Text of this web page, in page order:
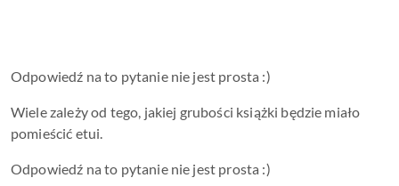
Odpowiedź na to pytanie nie jest prosta :)
Wiele zależy od tego, jakiej grubości książki będzie miało
pomieścić etui.
Odpowiedź na to pytanie nie jest prosta :)